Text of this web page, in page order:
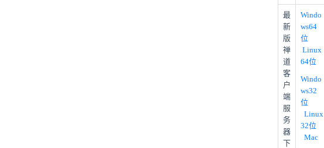
最
新
版
禅
道
客
户
端
服
务
器
下
Windo
ws64
位
Linux
64位
Windo
ws32
位
Linux
32位
Mac